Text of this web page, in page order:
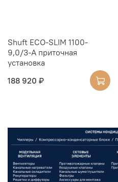
Shuft ECO-SLIM 1100-
9,0/3-А приточная
установка
188 920 ₽